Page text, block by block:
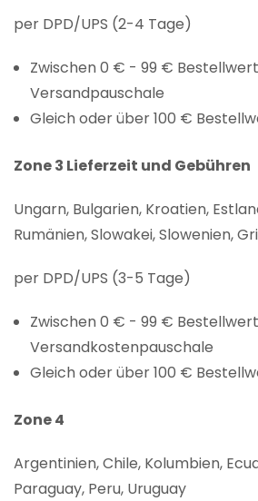
per DPD/UPS (2-4 Tage)
Zwischen 0 € - 99 €
Versandpauschale
Gleich oder über 100 €
Zone 3 Lieferzeit und Gebühren
Ungarn, Bulgarien, Kroatien,
Rumänien, Slowakei, Slowenien,
per DPD/UPS (3-5 Tage)
Zwischen 0 € - 99 €
Versandkostenpauschale
Gleich oder über 100 €
Zone 4
Argentinien, Chile, Kolumbien,
Paraguay, Peru, Uruguay